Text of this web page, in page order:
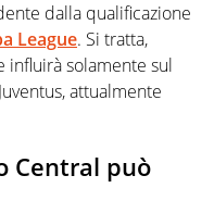
dalla qualificazione
League. Si tratta,
influirà solamente sul
attualmente
Central può